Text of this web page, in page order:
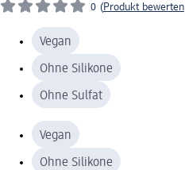
0 (Produkt bewerten
Vegan
Ohne Silikone
Ohne Sulfat
Vegan
Ohne Silikone